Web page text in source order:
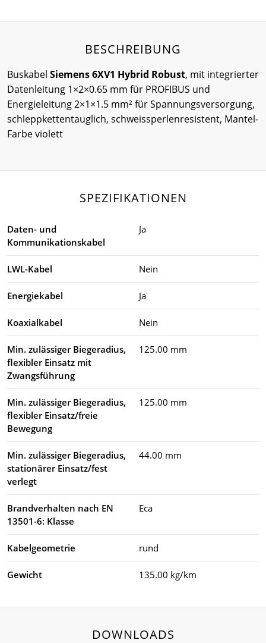
BESCHREIBUNG
Buskabel Siemens 6XV1 Hybrid Robust, mit integrierter
Datenleitung 1×2×0.65 mm für PROFIBUS und
Energieleitung 2×1×1.5 mm² für Spannungsversorgung,
schleppkettentauglich, schweissperlenresistent, Mantel-
Farbe violett
SPEZIFIKATIONEN
Daten- und
Kommunikationskabel
Ja
LWL-Kabel Nein
Energiekabel Ja
Koaxialkabel Nein
Min. zulässiger Biegeradius,
flexibler Einsatz mit
Zwangsführung
125.00 mm
Min. zulässiger Biegeradius,
flexibler Einsatz/freie
Bewegung
125.00 mm
Min. zulässiger Biegeradius,
stationärer Einsatz/fest
verlegt
44.00 mm
Brandverhalten nach EN
13501-6: Klasse
Eca
Kabelgeometrie rund
Gewicht 135.00 kg/km
DOWNLOADS